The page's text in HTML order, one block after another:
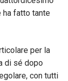
ha fatto tante
per la
di sé dopo
con tutti